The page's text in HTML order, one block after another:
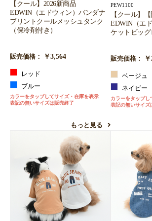
【クール】2026新商品
EDWIN（エドウィン）バンダナ
プリントクールメッシュタンク
（保冷剤付き）
販売価格： ￥3,564
レッド
ブルー
カラーをタップしてサイズ・在庫を表示
表記の無いサイズは販売終了
もっと見る
PEW1100
【クール】
EDWIN（エ
ケットビッグ
販売価格：
ベージュ
ネイビー
カラーをタップし
表記の無いサイズ